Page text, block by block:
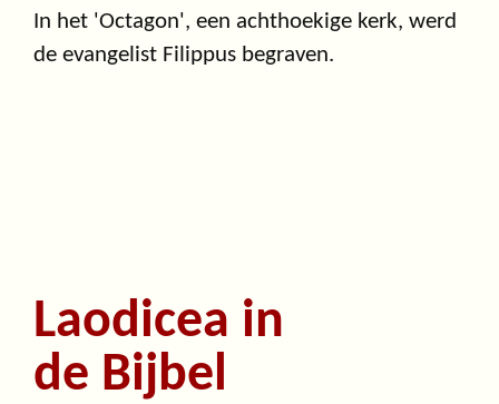
In het 'Octagon', een achthoekige kerk, werd
de evangelist Filippus begraven.
Laodicea in
de Bijbel